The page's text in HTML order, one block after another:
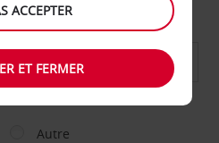
DATE DE RETOUR
Autre
ACCEPTER
ET FERMER